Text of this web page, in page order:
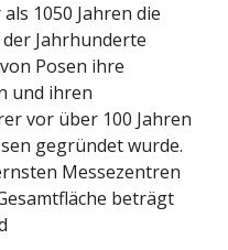
1050 Jahren die
Jahrhunderte
Posen ihre
und ihren
vor über 100 Jahren
gegründet wurde.
Messezentren
beträgt